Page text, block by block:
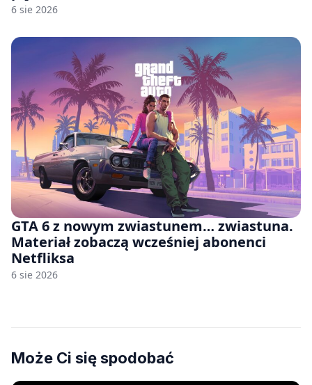
6 sie 2026
GTA 6 z nowym zwiastunem… zwiastuna.
Materiał zobaczą wcześniej abonenci
Netfliksa
6 sie 2026
Może Ci się spodobać